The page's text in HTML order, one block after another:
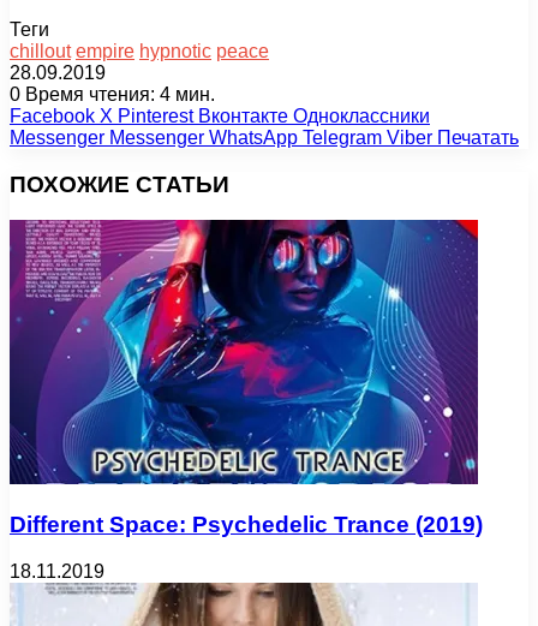
Теги
chillout empire hypnotic peace
28.09.2019
0 Время чтения: 4 мин.
Facebook X Pinterest Вконтакте Одноклассники
Messenger Messenger WhatsApp Telegram Viber Печатать
ПОХОЖИЕ СТАТЬИ
Different Space: Psychedelic Trance (2019)
18.11.2019